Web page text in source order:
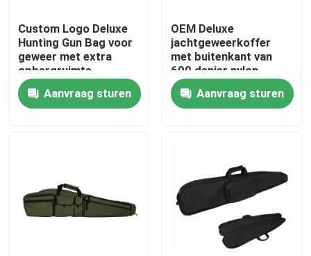
Custom Logo Deluxe
Hunting Gun Bag voor
geweer met extra
opbergruimte
Aanvraag sturen
OEM Deluxe
jachtgeweerkoffer
met buitenkant van
600 denier nylon
Aanvraag sturen